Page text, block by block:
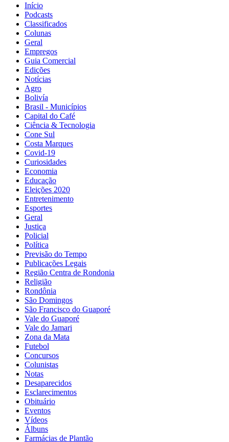
Início
Podcasts
Classificados
Colunas
Geral
Empregos
Guia Comercial
Edições
Notícias
Agro
Bolivía
Brasil - Municípios
Capital do Café
Ciência & Tecnologia
Cone Sul
Costa Marques
Covid-19
Curiosidades
Economia
Educação
Eleições 2020
Entretenimento
Esportes
Geral
Justiça
Policial
Política
Previsão do Tempo
Publicações Legais
Região Centra de Rondonia
Religião
Rondônia
São Domingos
São Francisco do Guaporé
Vale do Guaporé
Vale do Jamari
Zona da Mata
Futebol
Concursos
Colunistas
Notas
Desaparecidos
Esclarecimentos
Obituário
Eventos
Vídeos
Álbuns
Farmácias de Plantão